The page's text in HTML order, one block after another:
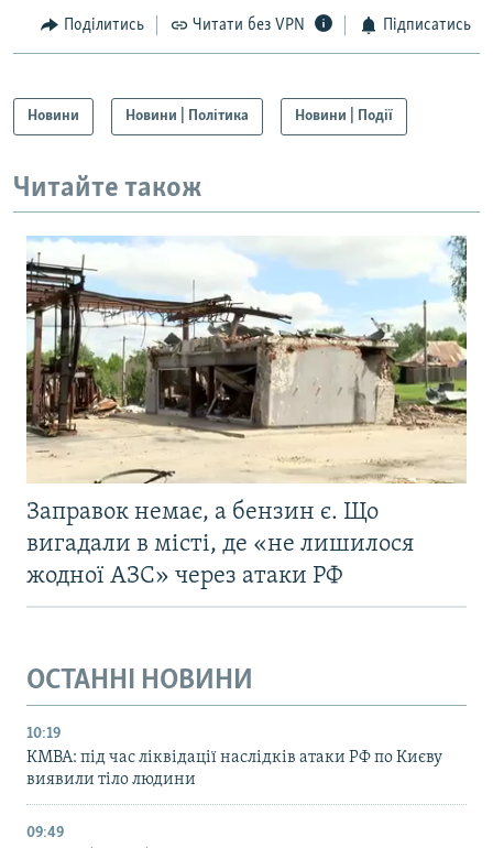
Поділитись Читати без VPN Підписатись
Новини Новини | Політика Новини | Події
Читайте також
Заправок немає, а бензин є. Що
вигадали в місті, де «не лишилося
жодної АЗС» через атаки РФ
ОСТАННІ НОВИНИ
10:19
КМВА: під час ліквідації наслідків атаки РФ по Києву
виявили тіло людини
09:49